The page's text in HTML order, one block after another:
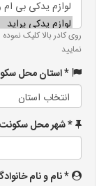
روی کادر بالا کلیک
نمایید
* استان محل
* شهر محل
* نام و نام